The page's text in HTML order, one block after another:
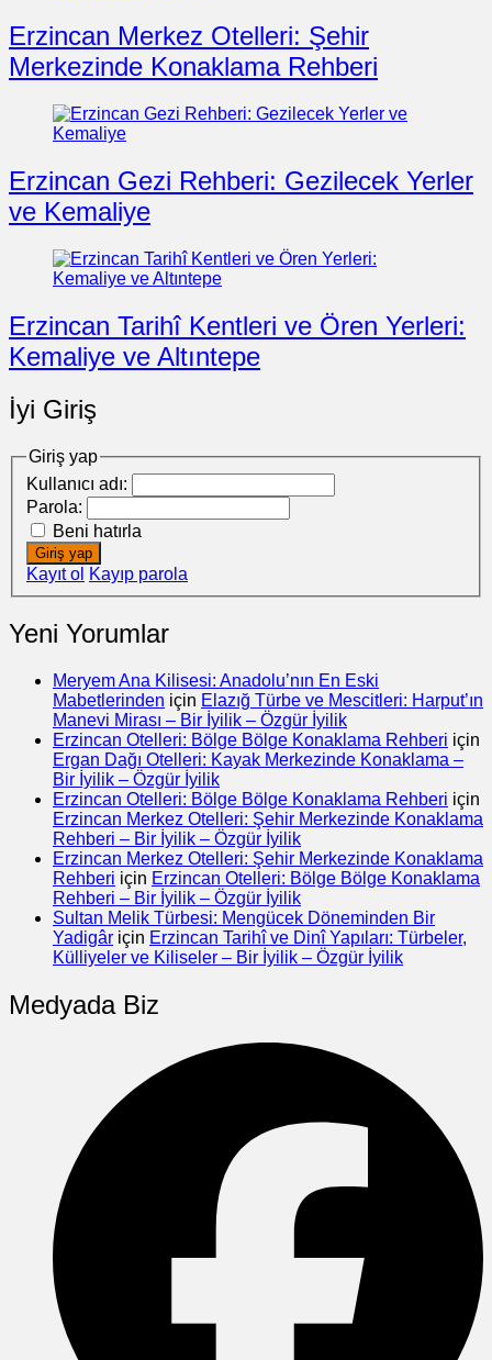
Erzincan Merkez Otelleri: Şehir
Merkezinde Konaklama Rehberi
Erzincan Gezi Rehberi: Gezilecek Yerler
ve Kemaliye
Erzincan Tarihî Kentleri ve Ören Yerleri:
Kemaliye ve Altıntepe
İyi Giriş
Giriş yap
Kullanıcı adı:
Parola:
Beni hatırla
Giriş yap
Kayıt ol Kayıp parola
Yeni Yorumlar
Meryem Ana Kilisesi: Anadolu’nın En Eski
Mabetlerinden için Elazığ Türbe ve Mescitleri: Harput’ın
Manevi Mirası – Bir İyilik – Özgür İyilik
Erzincan Otelleri: Bölge Bölge Konaklama Rehberi için
Ergan Dağı Otelleri: Kayak Merkezinde Konaklama –
Bir İyilik – Özgür İyilik
Erzincan Otelleri: Bölge Bölge Konaklama Rehberi için
Erzincan Merkez Otelleri: Şehir Merkezinde Konaklama
Rehberi – Bir İyilik – Özgür İyilik
Erzincan Merkez Otelleri: Şehir Merkezinde Konaklama
Rehberi için Erzincan Otelleri: Bölge Bölge Konaklama
Rehberi – Bir İyilik – Özgür İyilik
Sultan Melik Türbesi: Mengücek Döneminden Bir
Yadigâr için Erzincan Tarihî ve Dinî Yapıları: Türbeler,
Külliyeler ve Kiliseler – Bir İyilik – Özgür İyilik
Medyada Biz